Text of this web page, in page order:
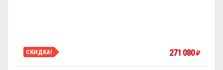
СКИДКА! 271 080₽